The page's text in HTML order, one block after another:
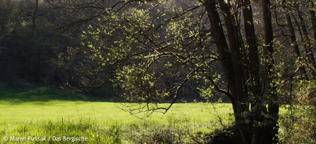
© Maren Pussak / Das Bergische